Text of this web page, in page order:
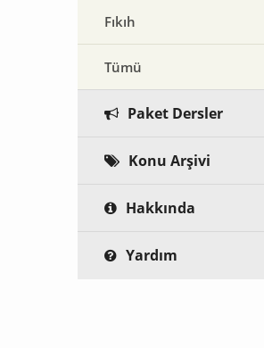
Fıkıh
Tümü
Paket Dersler
Konu Arşivi
Hakkında
Yardım